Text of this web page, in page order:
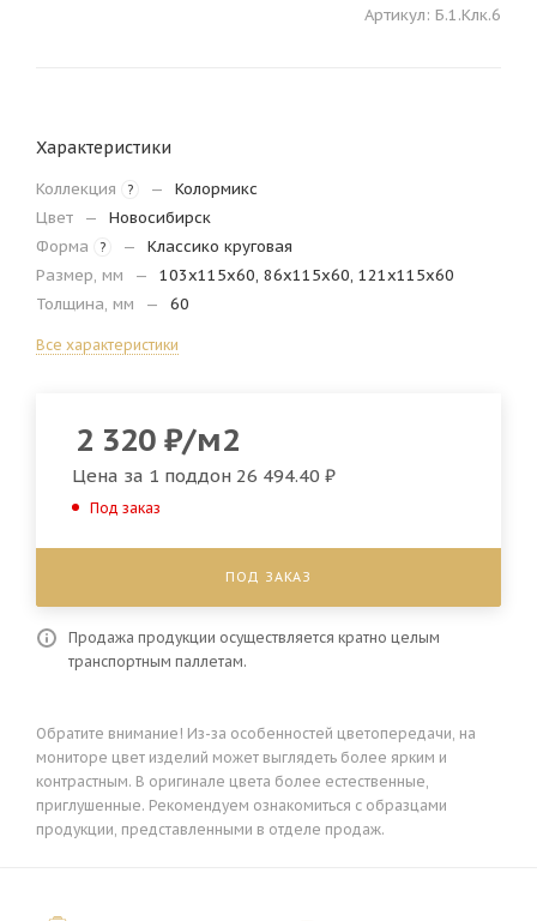
Артикул: Б.1.Клк.6
Характеристики
Коллекция ? —
Колормикс
Цвет
—
Новосибирск
Форма
? —
Классико круговая
Размер, мм
—
103х115х60, 86х115х60, 121х115х60
Толщина, мм
— 60
Все характеристики
2 320 ₽/м2
Цена за 1 поддон 26 494.40 ₽
Под заказ
ПОД ЗАКАЗ
Продажа продукции осуществляется кратно целым
транспортным паллетам.
Обратите внимание! Из-за особенностей цветопередачи, на
мониторе цвет изделий может выглядеть более ярким и
контрастным. В оригинале цвета более естественные,
приглушенные. Рекомендуем ознакомиться с образцами
продукции, представленными в отделе продаж.